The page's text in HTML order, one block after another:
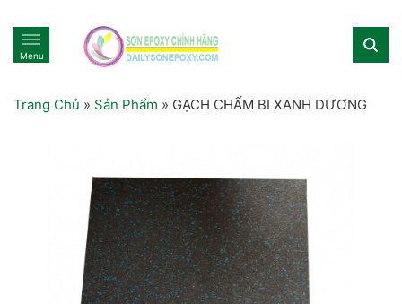
Menu
Trang Chủ » Sản Phẩm » GẠCH CHẤM BI XANH DƯƠNG